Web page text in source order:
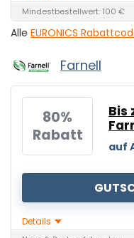
Mindestbestellwert: 100 €
Alle EURONICS
Farnell
80%
Rabatt
Bis
auf
Details